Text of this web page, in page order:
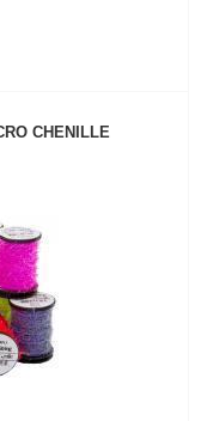
CHENILLE